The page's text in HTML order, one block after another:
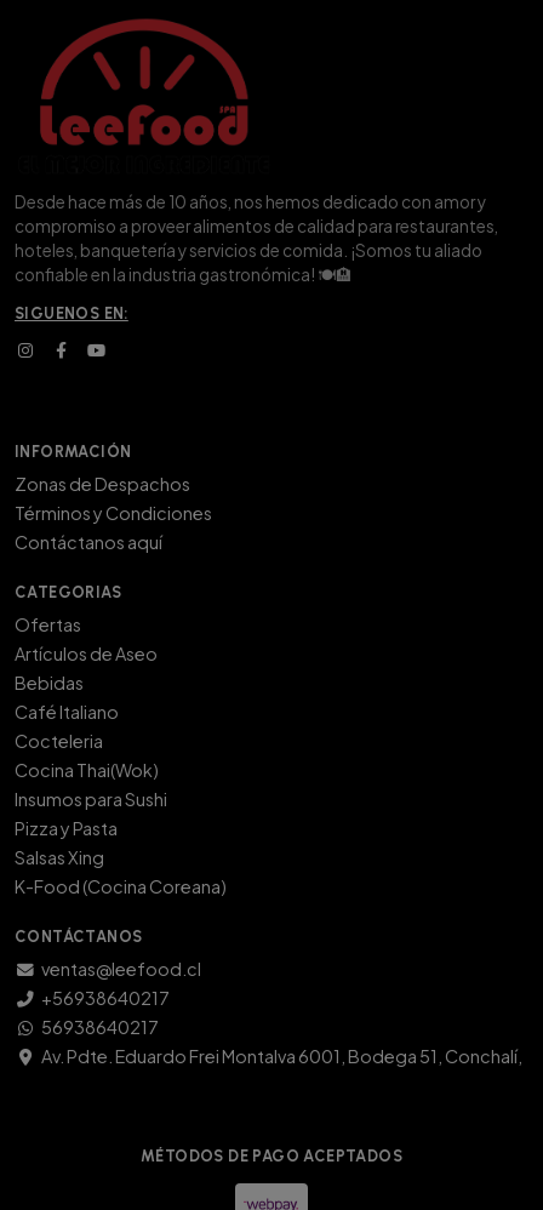
Desde hace más de 10 años, nos hemos dedicado con amor y
compromiso a proveer alimentos de calidad para restaurantes,
hoteles, banquetería y servicios de comida. ¡Somos tu aliado
confiable en la industria gastronómica! 🍽️🏨
SIGUENOS EN:
INFORMACIÓN
Zonas de Despachos
Términos y Condiciones
Contáctanos aquí
CATEGORIAS
Ofertas
Artículos de Aseo
Bebidas
Café Italiano
Cocteleria
Cocina Thai(Wok)
Insumos para Sushi
Pizza y Pasta
Salsas Xing
K-Food (Cocina Coreana)
CONTÁCTANOS
ventas@leefood.cl
+56938640217
56938640217
Av. Pdte. Eduardo Frei Montalva 6001, Bodega 51, Conchalí,
MÉTODOS DE PAGO ACEPTADOS